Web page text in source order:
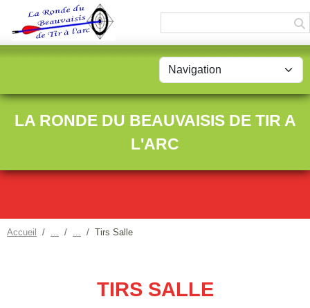
LA RONDE DU BEAUVAISIS DE TIR A
L'ARC
Accueil Tirs Salle
TIRS SALLE
Panneau de gestion des cookies